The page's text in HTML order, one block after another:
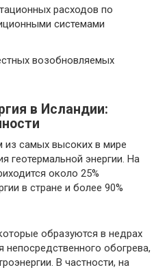
расходов по
системами
возобновляемых
в Исландии:
самых высоких в мире
геотермальной энергии. На
около 25%
в стране и более 90%
образуются в недрах
непосредственного обогрева,
В частности, на